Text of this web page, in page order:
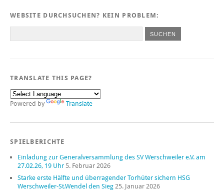
WEBSITE DURCHSUCHEN? KEIN PROBLEM:
TRANSLATE THIS PAGE?
Powered by Translate
SPIELBERICHTE
Einladung zur Generalversammlung des SV Werschweiler e.V. am
27.02.26, 19 Uhr 5. Februar 2026
Starke erste Hälfte und überragender Torhüter sichern HSG
Werschweiler-St.Wendel den Sieg 25. Januar 2026